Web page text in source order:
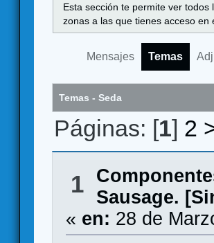
Esta sección te permite ver
zonas a las que tienes acceso en
Mensajes Temas
Temas - Seda
Páginas: [1] 2
1
Sausage.
« en: 28 de